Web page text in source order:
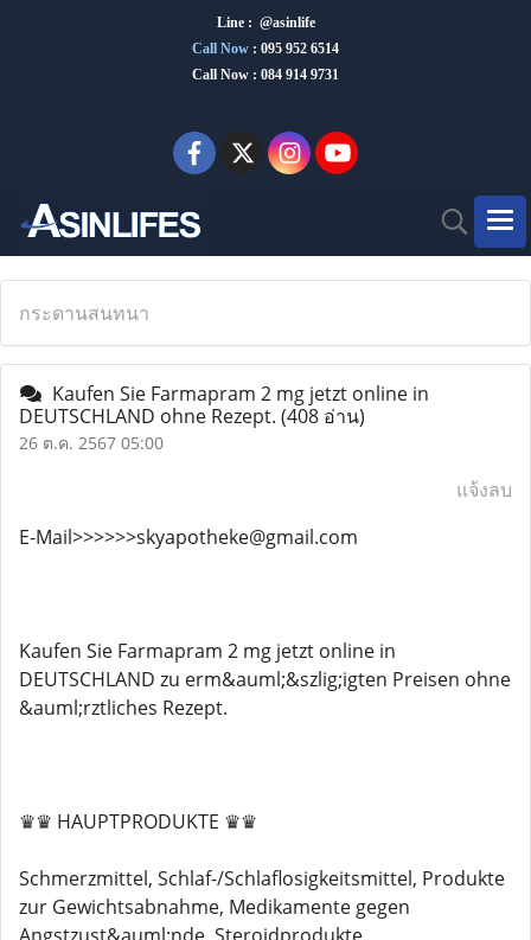
Line : @asinlife
Call Now : 095 952 6514
Call Now : 084 914 9731
กระดานสนทนา
Kaufen Sie Farmapram 2 mg jetzt online in
DEUTSCHLAND ohne Rezept. (408 อ่าน)
26 ต.ค. 2567 05:00
แจ้งลบ
E-Mail>>>>>>skyapotheke@gmail.com
Kaufen Sie Farmapram 2 mg jetzt online in
DEUTSCHLAND zu erm&auml;&szlig;igten Preisen ohne
&auml;rztliches Rezept.
♛♛ HAUPTPRODUKTE ♛♛
Schmerzmittel, Schlaf-/Schlaflosigkeitsmittel, Produkte
zur Gewichtsabnahme, Medikamente gegen